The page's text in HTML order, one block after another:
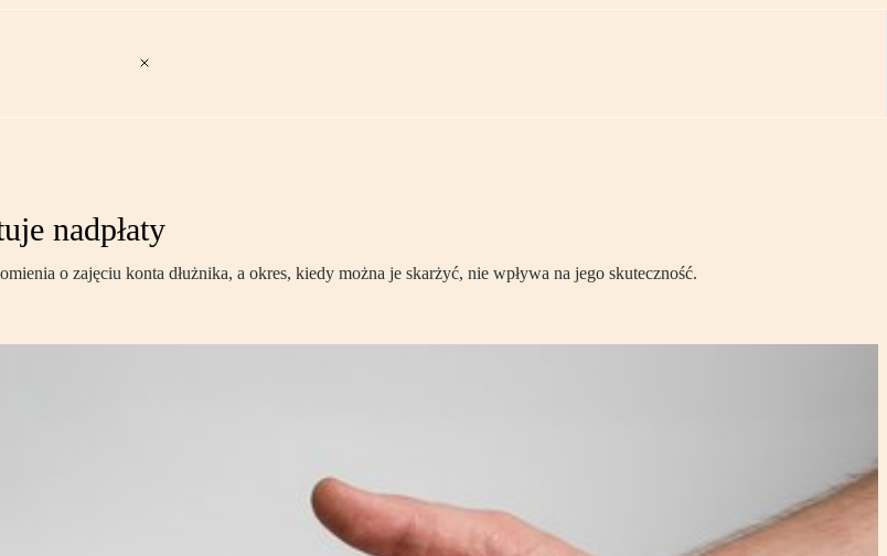
nadpłaty
o zajęciu konta dłużnika, a okres, kiedy można je skarżyć, nie wpływa na jego skuteczność.